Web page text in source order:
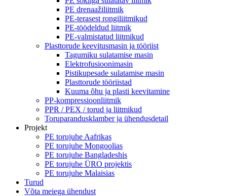
PE drenaažiliitmik
PE-terasest rongiliitmikud
PE-töödeldud liitmik
PE-valmistatud liitmikud
Plasttorude keevitusmasin ja tööriist
Tagumiku sulatamise masin
Elektrofusioonimasin
Pistikupesade sulatamise masin
Plasttorude tööriistad
Kuuma õhu ja plasti keevitamine
PP-kompressioonliitmik
PPR / PEX / torud ja liitmikud
Toruparandusklamber ja ühendusdetail
Projekt
PE torujuhe Aafrikas
PE torujuhe Mongoolias
PE torujuhe Bangladeshis
PE torujuhe ÜRO projektis
PE torujuhe Malaisias
Turud
Võta meiega ühendust